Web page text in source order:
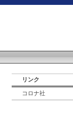
リンク
コロナ社